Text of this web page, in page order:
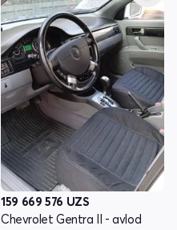
159 669 576 UZS
Chevrolet Gentra II - avlod